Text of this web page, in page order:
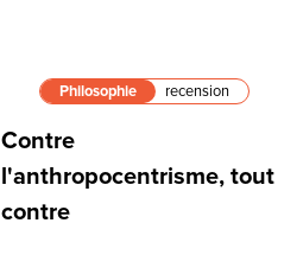
Philosophie recension
Contre
l'anthropocentrisme, tout
contre